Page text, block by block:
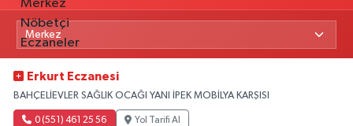
Erkurt Eczanesi
BAHÇELİEVLER SAĞLIK OCAĞI YANI İPEK MOBİLYA KARŞISI
0 (551) 461 25 56 Yol Tarifi Al